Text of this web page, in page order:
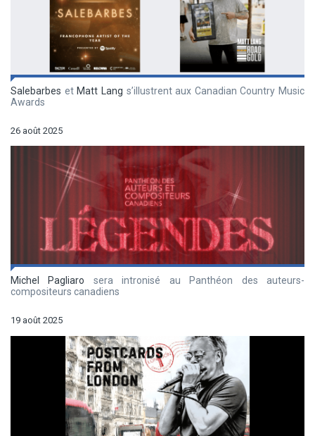
Salebarbes et Matt Lang s’illustrent aux Canadian Country Music
Awards
26 août 2025
Michel Pagliaro sera intronisé au Panthéon des auteurs-
compositeurs canadiens
19 août 2025